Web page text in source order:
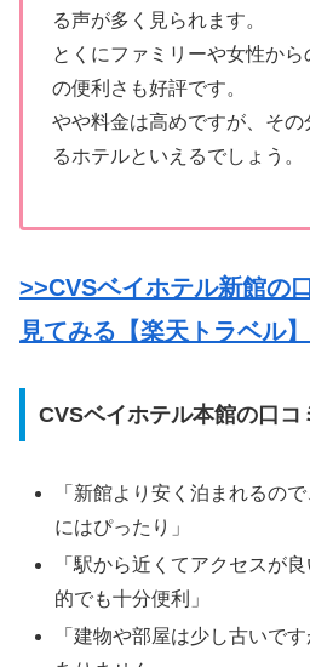
る声が多く見られます。
とくにファミリーや女性か
の便利さも好評です。
やや料金は高めですが、そ
るホテルといえるでしょう。
>>CVSベイホテル新館の
見てみる【楽天トラベル】
CVSベイホテル本館の口コ
「新館より安く泊まれるの
にはぴったり」
「駅から近くてアクセスが
的でも十分便利」
「建物や部屋は少し古いで